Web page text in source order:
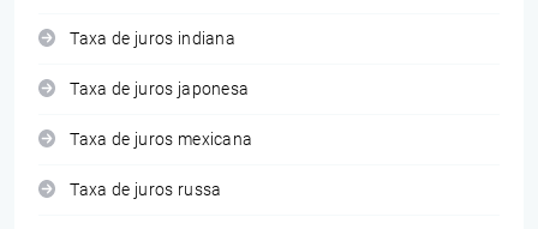
Taxa de juros indiana
Taxa de juros japonesa
Taxa de juros mexicana
Taxa de juros russa